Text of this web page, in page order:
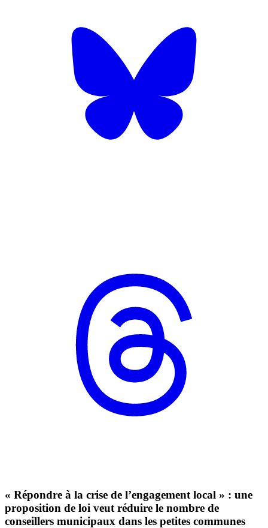
« Répondre à la crise de l’engagement local » : une
proposition de loi veut réduire le nombre de
conseillers municipaux dans les petites communes